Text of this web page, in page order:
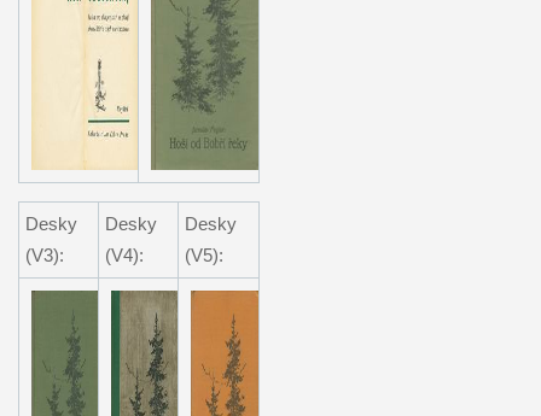
Desky
(V3):
Desky
(V4):
Desky
(V5):